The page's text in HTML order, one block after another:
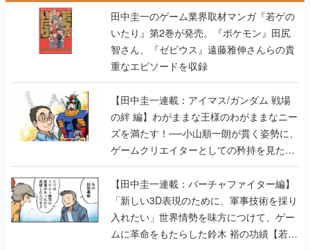
田中圭一のゲーム業界取材マンガ『若ゲの
いたり』第2巻が発売。『ポケモン』田尻
智さん、『ゼビウス』遠藤雅伸さんらの貴
重なエピソードを収録
【田中圭一連載：アイマス/ガンダム 戦場
の絆 編】わがままな王様のわがままなニー
ズを満たす！──小山順一朗が貫く姿勢に、
ゲームクリエイターとしての矜持を見た
【若ゲのいたり最終回】
【田中圭一連載：バーチャファイター編】
「新しい3D表現のために、軍事技術を採り
入れたい」世界情勢を味方につけて、ゲー
ムに革命をもたらした鈴木 裕の功績【若ゲ